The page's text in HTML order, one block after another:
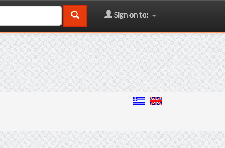
Sign on to: